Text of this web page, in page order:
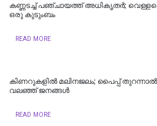
കണ്ണടച്ച് പഞ്ചായത്ത് അധികൃതര്‍;
ഒരു കുടുംബം
READ MORE
കിണറുകളില്‍ മലിനജലം; പൈപ്പ് തുറന്നാല്‍
വലഞ്ഞ് ജനങ്ങള്‍
READ MORE